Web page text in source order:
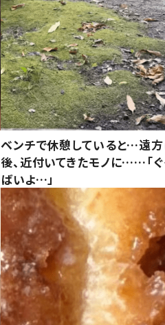
ベンチで休憩していると…遠方
後、近付いてきたモノに……「ぐ
ばいよ…」